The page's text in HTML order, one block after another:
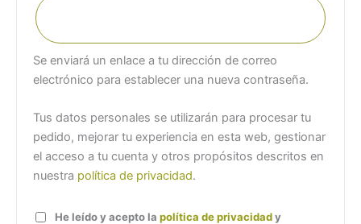
Se enviará un enlace a tu dirección de correo
electrónico para establecer una nueva contraseña.
Tus datos personales se utilizarán para procesar tu
pedido, mejorar tu experiencia en esta web, gestionar
el acceso a tu cuenta y otros propósitos descritos en
nuestra política de privacidad.
He leído y acepto la política de privacidady